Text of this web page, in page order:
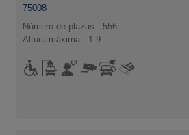
75008
Número de plazas : 556
Altura máxima : 1.9